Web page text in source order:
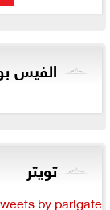
الفيس
تويتر
by parlgate